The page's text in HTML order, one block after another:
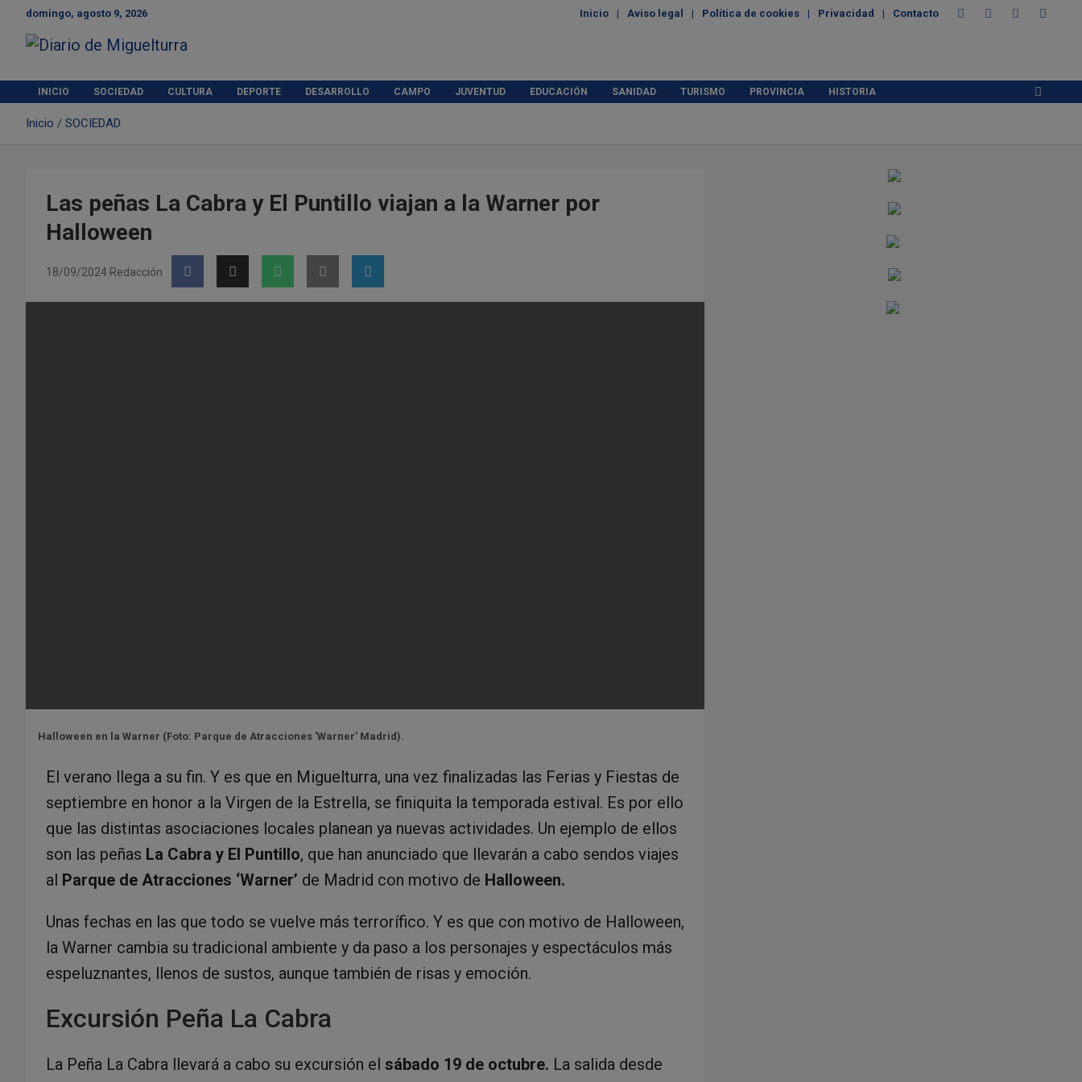
domingo, agosto 9, 2026 Inicio Aviso legal Política de cookies Privacidad Contacto
Diario de Miguelturra
INICIO SOCIEDAD CULTURA DEPORTE DESARROLLO CAMPO JUVENTUD EDUCACIÓN SANIDAD TURISMO PROVINCIA HISTORIA
Inicio SOCIEDAD
Las peñas La Cabra y El Puntillo viajan a la Warner por
Halloween
18/09/2024 Redacción
Halloween en la Warner (Foto: Parque de Atracciones 'Warner' Madrid).
El verano llega a su fin. Y es que en Miguelturra, una vez finalizadas las Ferias y Fiestas de
septiembre en honor a la Virgen de la Estrella, se finiquita la temporada estival. Es por ello
que las distintas asociaciones locales planean ya nuevas actividades. Un ejemplo de ellos
son las peñas La Cabra y El Puntillo, que han anunciado que llevarán a cabo sendos viajes
al Parque de Atracciones ‘Warner’ de Madrid con motivo de Halloween.
Unas fechas en las que todo se vuelve más terrorífico. Y es que con motivo de Halloween,
la Warner cambia su tradicional ambiente y da paso a los personajes y espectáculos más
espeluznantes, llenos de sustos, aunque también de risas y emoción.
Excursión Peña La Cabra
La Peña La Cabra llevará a cabo su excursión el sábado 19 de octubre. La salida desde